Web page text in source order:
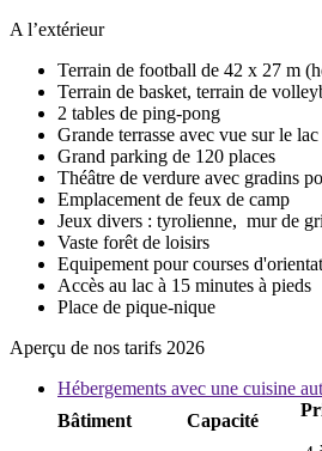
A l’extérieur
Terrain de football de 42 x 27 m
Terrain de basket, terrain de
2 tables de ping-pong
Grande terrasse avec vue sur le
Grand parking de 120 places
Théâtre de verdure avec gradins
Emplacement de feux de camp
Jeux divers : tyrolienne, mur de
Vaste forêt de loisirs
Equipement pour courses
Accès au lac à 15 minutes à pieds
Place de pique-nique
Aperçu de nos tarifs 2026
Hébergements avec une cuisine
Bâtiment
Capacité